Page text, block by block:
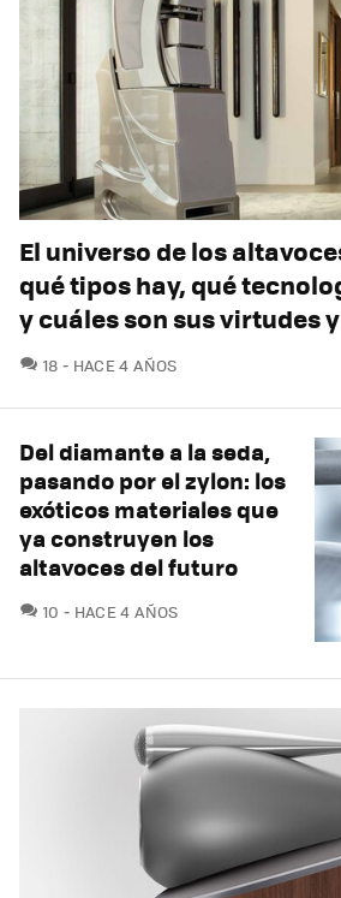
El universo de los
qué tipos hay, qué
y cuáles son sus virtudes
18 COMENTARIOS
HACE 4 AÑOS
Del diamante a la seda,
pasando por el zylon: los
exóticos materiales que
ya construyen los
altavoces del futuro
10 COMENTARIOS
HACE 4 AÑOS